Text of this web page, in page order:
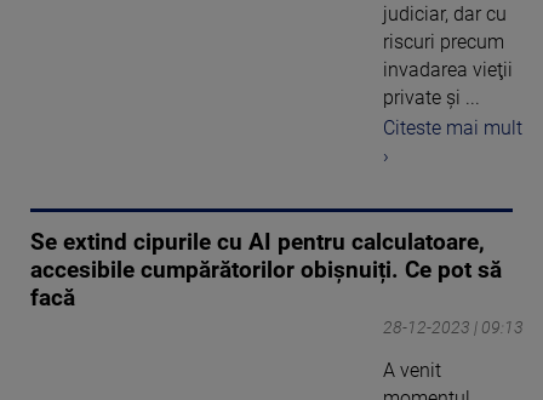
judiciar, dar cu
riscuri precum
invadarea vieţii
private şi ...
Citeste mai mult
›
Se extind cipurile cu AI pentru calculatoare,
accesibile cumpărătorilor obișnuiți. Ce pot să
facă
28-12-2023 | 09:13
A venit